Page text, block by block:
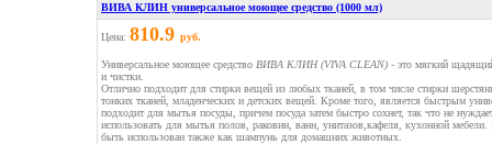
ВИВА КЛИН универсальное моющее средство (1000 мл)
Цена: 810.9 руб.
Универсальное моющее средство ВИВА КЛИН (VIVA CLEAN) - это мягкий
и чистки.
Отлично подходит для стирки вещей из любых тканей, в том числе стирки
тонких тканей, младенческих и детских вещей. Кроме того, является быстрым
подходит для мытья посуды, причем посуда затем быстро сохнет, так что не
использовать для мытья полов, раковин, ванн, унитазов,кафеля, кухонной
быть использован также как шампунь для домашних животных.